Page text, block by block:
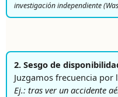
investigación independiente
2. Sesgo de
Juzgamos frecuencia por
Ej.: tras ver un accidente